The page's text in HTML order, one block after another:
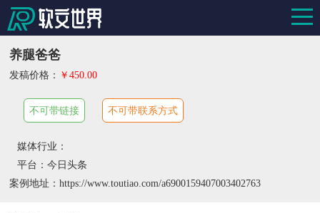
养腿爸爸
发稿价格： ￥450.00
不可带链接 不可带联系方式
媒体行业：
平台：今日头条
案例地址：https://www.toutiao.com/a6900159407003402763